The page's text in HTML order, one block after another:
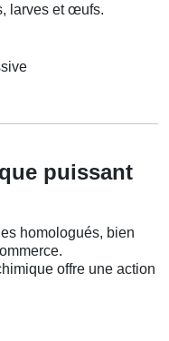
larves et œufs.
puissant
homologués, bien
offre une action